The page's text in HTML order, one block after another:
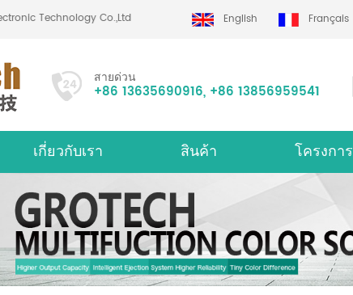
Technology Co.,Ltd English Français
สายด่วน
+86 13635690916, +86 13856959541
เกี่ยวกับเรา สินค้า โครงการ